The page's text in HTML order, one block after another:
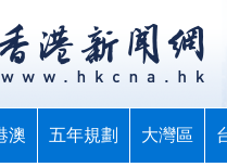
澳 五年規劃 大灣區